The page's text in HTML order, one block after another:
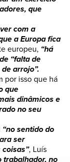
que
com a
a Europa fica
europeu, “há
“falta de
arrojo”.
por isso que há
que
dinâmicos e
no seu
“no sentido do
ser
, Luís
trabalhador, no